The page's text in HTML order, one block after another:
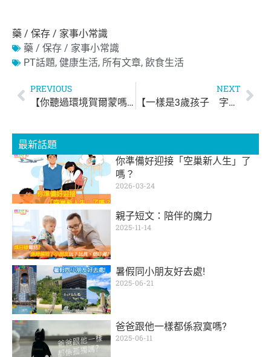
藥 / 保存 / 家事小常識
藥 / 保存 / 家事小常識
PT話題, 健康生活, 所有文章, 飲食生活
PREVIOUS
【你聽過環境賀爾蒙嗎？】
NEXT
【一樣是3歲孩子 字彙量有顯注差異】
最新話題
你準備好迎接「空巢新人生」了
嗎？
2026-03-24
親子短文：陪伴的魔力
2025-11-14
暑假同小朋友好去處!
2025-06-21
爸爸跟他一樣都係寂寞嗎?
2025-06-11